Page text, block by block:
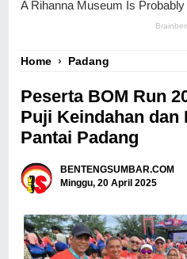
Home › Padang
Peserta BOM Run
Puji Keindahan dan
Pantai Padang
BENTENGSUMBAR.COM
Minggu, 20 April 2025